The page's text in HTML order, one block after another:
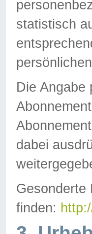
statistisch
Die Angabe
dabei
Gesonderte
finden: